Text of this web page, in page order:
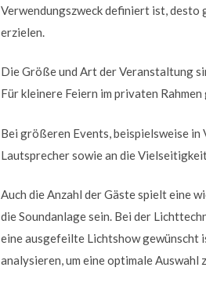
Verwendungszweck definiert ist, desto
erzielen.
Die Größe und Art der Veranstaltung
Für kleinere Feiern im privaten
Bei größeren Events, beispielsweise
Lautsprecher sowie an die
Auch die Anzahl der Gäste spielt eine
die Soundanlage sein. Bei der
eine ausgefeilte Lichtshow gewünscht
analysieren, um eine optimale Auswahl